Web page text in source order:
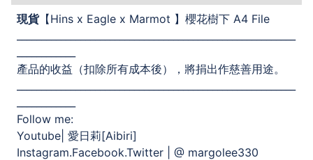
現貨【Hins x Eagle x Marmot 】櫻花樹下 A4 File
產品的收益（扣除所有成本後），將捐出作慈善用途。
Follow me:
Youtube| 愛日莉[Aibiri]
Instagram.Facebook.Twitter | @ margolee330